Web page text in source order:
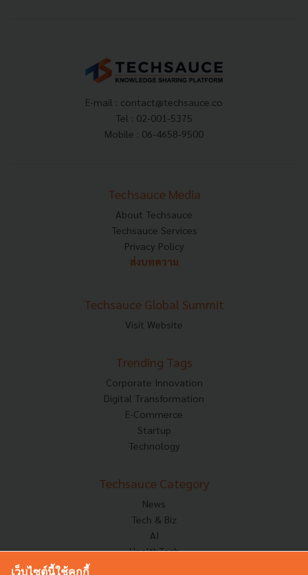
E-mail : contact@techsauce.co
Tel : 02-001-5375
Mobile : 06-4658-9500
Techsauce Media
About Techsauce
Techsauce Services
Privacy Policy
ส่งบทความ
Techsauce Global Summit
Visit Website
Trending Tags
Corporate Innovation
Digital Transformation
E-Commerce
Startup
Technology
Techsauce Category
News
Tech & Biz
AI
HealthTech
เว็บไซต์นี้ใช้คุกกี้